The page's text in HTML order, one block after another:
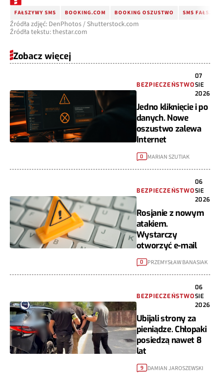
FAŁSZYWY SMS BOOKING.COM BOOKING OSZUSTWO SMS
Źródła zdjęć: DenPhotos / Shutterstock.com
Źródła tekstu: thestar.com
Zobacz więcej
BEZPIECZEŃSTWO
07
SIE
2026
Jedno kliknięcie i po
danych. Nowe
oszustwo zalewa
Internet
0 MARIAN SZUTIAK
BEZPIECZEŃSTWO
06
SIE
2026
Rosjanie z nowym
atakiem.
Wystarczy
otworzyć e-mail
0 PRZEMYSŁAW BANASIAK
BEZPIECZEŃSTWO
06
SIE
2026
Ubijali strony za
pieniądze. Chłopaki
posiedzą nawet 8
lat
9 DAMIAN JAROSZEWSKI